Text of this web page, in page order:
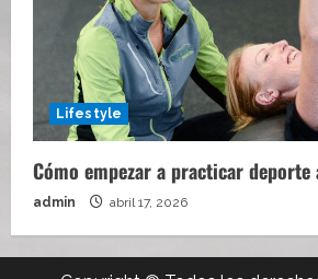
Lifestyle
Cómo empezar a practicar deporte
admin abril 17, 2026